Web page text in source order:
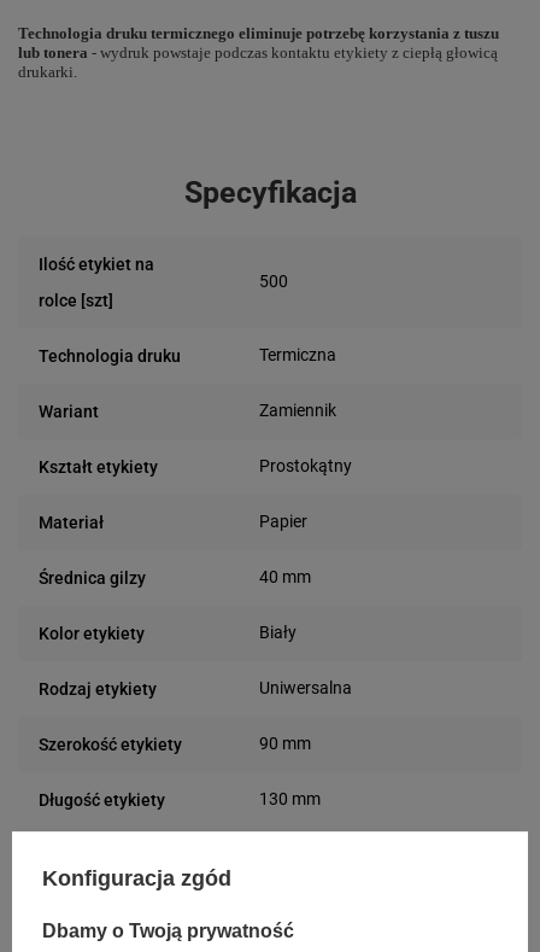
Technologia druku termicznego eliminuje potrzebę korzystania z tuszu
lub tonera - wydruk powstaje podczas kontaktu etykiety z ciepłą głowicą
drukarki.
Specyfikacja
Ilość etykiet na
rolce [szt]
500
Technologia druku Termiczna
Wariant Zamiennik
Kształt etykiety Prostokątny
Materiał Papier
Średnica gilzy 40 mm
Kolor etykiety Biały
Rodzaj etykiety Uniwersalna
Szerokość etykiety 90 mm
Długość etykiety 130 mm
odklejenia
Gwarancja
Konfiguracja zgód
Dbamy o Twoją prywatność